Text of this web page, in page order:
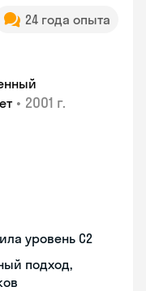
24 года опыта
• 2001 г.
уровень С2
подход,